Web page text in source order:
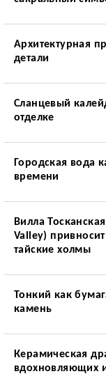
Архитектурная
детали
Сланцевый
отделке
Городская вода
времени
Вилла
Valley)
тайские холмы
Тонкий как
камень
Керамическая
вдохновляющих